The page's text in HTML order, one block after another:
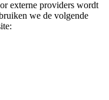
externe providers wordt
we de volgende